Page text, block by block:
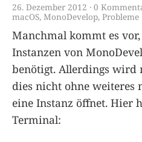
26. Dezember 2012 0
macOS, MonoDevelop, Probleme
Manchmal kommt es
Instanzen von
benötigt. Allerdings wird
dies nicht ohne weiteres
eine Instanz öffnet. Hier
Terminal: